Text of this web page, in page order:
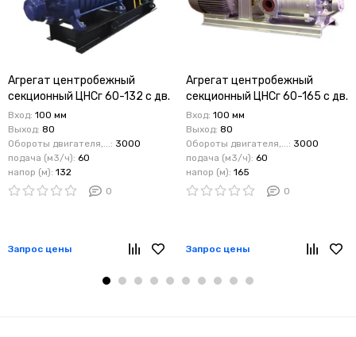
Агрегат центробежный
секционный ЦНСг 60-132 с дв.
45 кВт
Вход: 100 мм
Выход: 80
Обороты двигателя,...: 3000
подача (м3/ч): 60
напор (м): 132
0
Запрос цены
Агрегат центробежный
секционный ЦНСг 60-165 с дв.
55 кВт
Вход: 100 мм
Выход: 80
Обороты двигателя,...: 3000
подача (м3/ч): 60
напор (м): 165
0
Запрос цены